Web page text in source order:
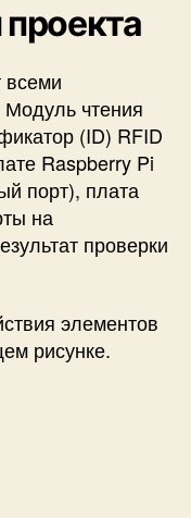
всеми
чтения
(ID) RFID
Raspberry Pi
порт), плата
на
проверки
элементов
рисунке.